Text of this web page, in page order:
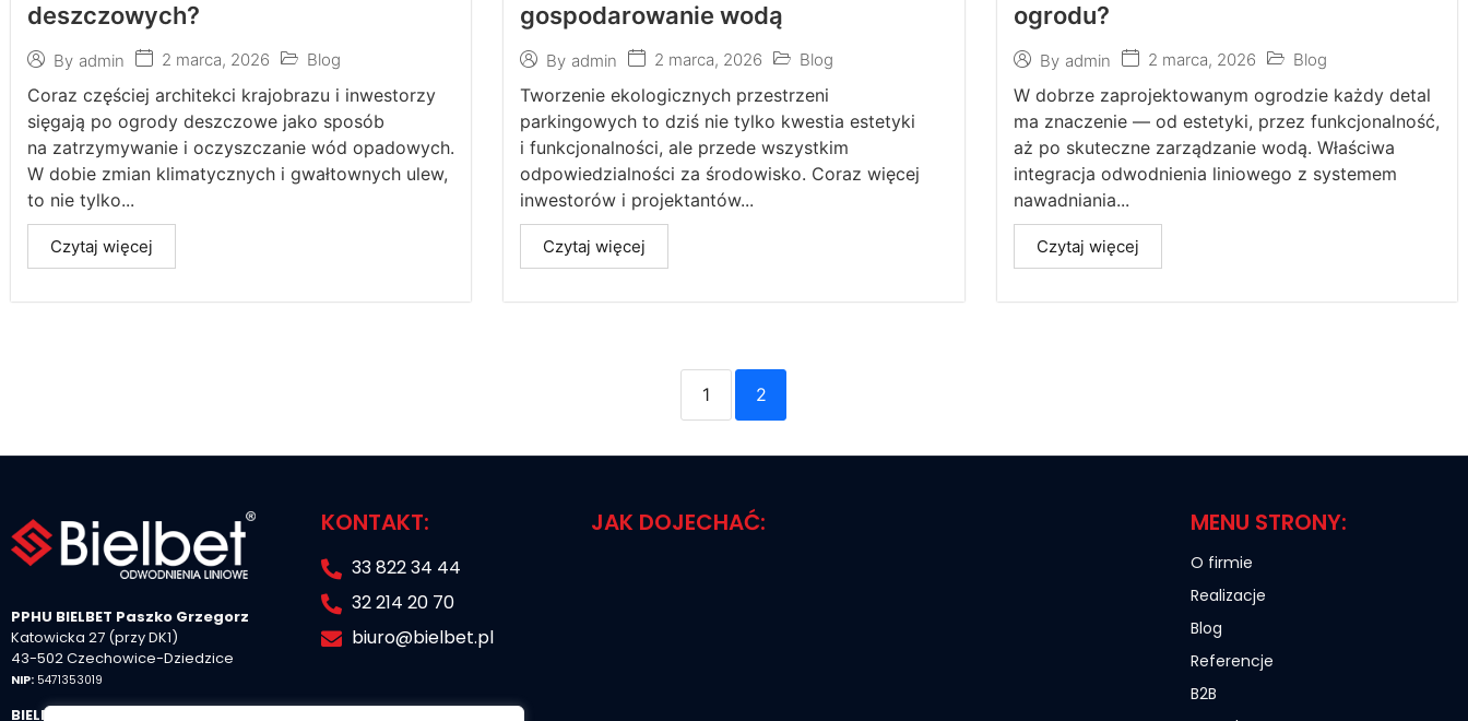
deszczowych?
By admin 2 marca, 2026 Blog
Coraz częściej architekci krajobrazu i inwestorzy
sięgają po ogrody deszczowe jako sposób
na zatrzymywanie i oczyszczanie wód opadowych.
W dobie zmian klimatycznych i gwałtownych ulew,
to nie tylko...
Czytaj więcej
gospodarowanie wodą
By admin 2 marca, 2026 Blog
Tworzenie ekologicznych przestrzeni
parkingowych to dziś nie tylko kwestia estetyki
i funkcjonalności, ale przede wszystkim
odpowiedzialności za środowisko. Coraz więcej
inwestorów i projektantów...
Czytaj więcej
ogrodu?
By admin 2 marca, 2026 Blog
W dobrze zaprojektowanym ogrodzie każdy detal
ma znaczenie — od estetyki, przez funkcjonalność,
aż po skuteczne zarządzanie wodą. Właściwa
integracja odwodnienia liniowego z systemem
nawadniania...
Czytaj więcej
1 2
PPHU BIELBET Paszko Grzegorz
Katowicka 27 (przy DK1)
43-502 Czechowice-Dziedzice
NIP: 5471353019
BIELBET Sp. z o.o. Sp. K.
KONTAKT:
33 822 34 44
32 214 20 70
biuro@bielbet.pl
JAK DOJECHAĆ: MENU STRONY:
O firmie
Realizacje
Blog
Referencje
B2B